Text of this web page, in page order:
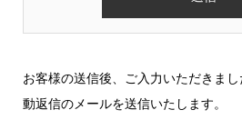
お客様の送信後、ご入力いただきま
動返信のメールを送信いたします。